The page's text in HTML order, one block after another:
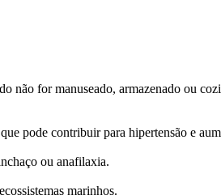
for manuseado, armazenado ou
pode contribuir para hipertensão e
ou anafilaxia.
marinhos.